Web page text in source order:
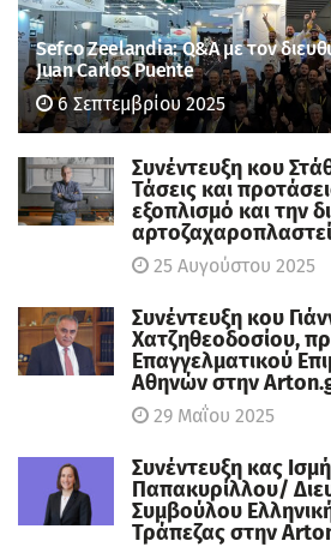
Sefco Zeelandia: Q&A με τον
Juan Carlos Puente
6 Σεπτεμβρίου 2025
Συνέντευξη κου
Τάσεις και
εξοπλισμό και την
25 Αυγούστου 2025
Συνέντευξη κου
Χατζηθεοδοσίου,
Επαγγελματικού
Αθηνών στην
29 Μαΐου 2025
Συνέντευξη κας
Παπακυρίλλου/
Συμβούλου
Τράπεζας στην